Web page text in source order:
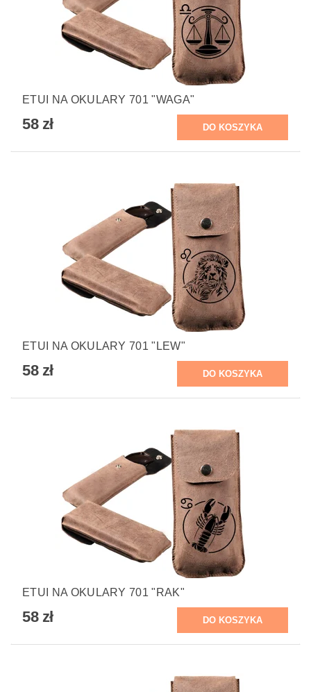
ETUI NA OKULARY 701 "WAGA"
58 zł
ETUI NA OKULARY 701 "LEW"
58 zł
ETUI NA OKULARY 701 "RAK"
58 zł